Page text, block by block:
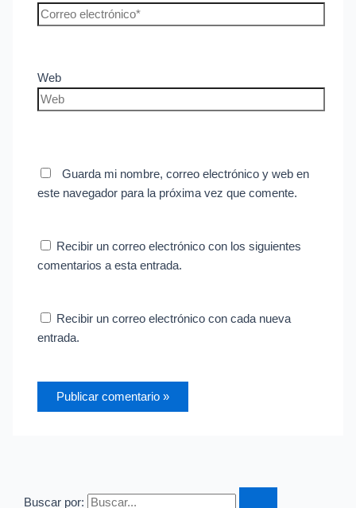
Web
Guarda mi nombre, correo electrónico y web en
este navegador para la próxima vez que comente.
Recibir un correo electrónico con los siguientes
comentarios a esta entrada.
Recibir un correo electrónico con cada nueva
entrada.
Buscar por: